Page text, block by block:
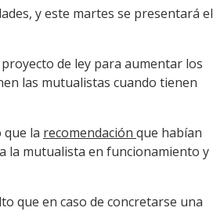
y este martes se presentará el
de ley para aumentar los
las mutualistas cuando tienen
que la recomendación que habían
la mutualista en funcionamiento y
que en caso de concretarse una